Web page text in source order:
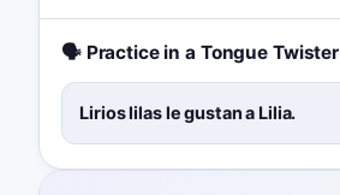
🗣️ Practice in a Tongue Twister
Lirios lilas le gustan a Lilia.